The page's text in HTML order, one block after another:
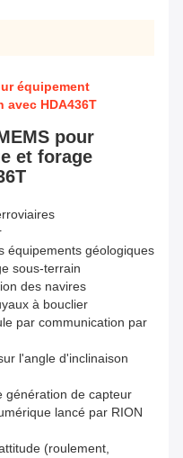
équipement
HDA436T
pour
et forage
équipements géologiques
sous-terrain
des navires
à bouclier
par communication par
l'angle d'inclinaison
génération de capteur
lancé par RION
(roulement,